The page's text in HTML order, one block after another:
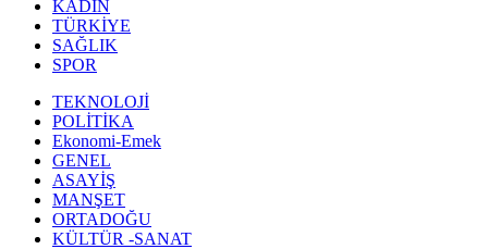
KADIN
TÜRKİYE
SAĞLIK
SPOR
TEKNOLOJİ
POLİTİKA
Ekonomi-Emek
GENEL
ASAYİŞ
MANŞET
ORTADOĞU
KÜLTÜR -SANAT